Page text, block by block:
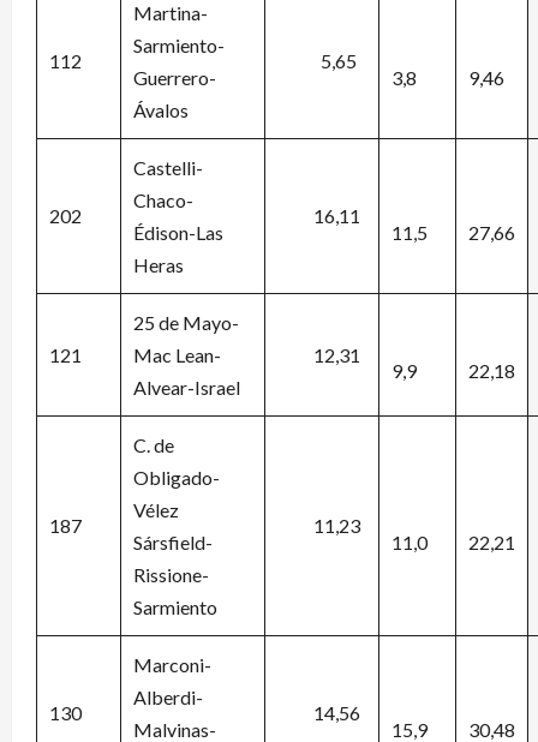
112
Martina-
Sarmiento-
Guerrero-
Ávalos
5,65
3,8 9,46
202
Castelli-
Chaco-
Édison-Las
Heras
16,11
11,5 27,66
121
25 de Mayo-
Mac Lean-
Alvear-Israel
12,31
9,9 22,18
187
C. de
Obligado-
Vélez
Sársfield-
Rissione-
Sarmiento
11,23
11,0 22,21
130
Marconi-
Alberdi-
Malvinas-
14,56
15,9 30,48